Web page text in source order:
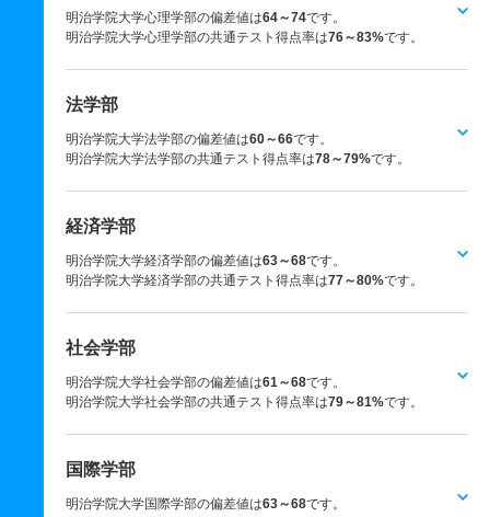
明治学院大学心理学部の偏差値は64～74です。
明治学院大学心理学部の共通テスト得点率は76～83%です。
法学部
明治学院大学法学部の偏差値は60～66です。
明治学院大学法学部の共通テスト得点率は78～79%です。
経済学部
明治学院大学経済学部の偏差値は63～68です。
明治学院大学経済学部の共通テスト得点率は77～80%です。
社会学部
明治学院大学社会学部の偏差値は61～68です。
明治学院大学社会学部の共通テスト得点率は79～81%です。
国際学部
明治学院大学国際学部の偏差値は63～68です。